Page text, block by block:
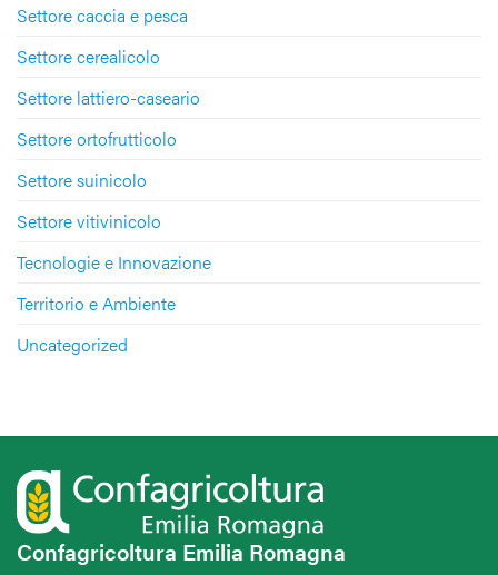
Settore caccia e pesca
Settore cerealicolo
Settore lattiero-caseario
Settore ortofrutticolo
Settore suinicolo
Settore vitivinicolo
Tecnologie e Innovazione
Territorio e Ambiente
Uncategorized
Confagricoltura Emilia Romagna